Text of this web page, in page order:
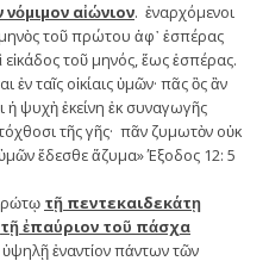
αἰώνιον. ἐναρχόμενοι
τοῦ πρώτου ἀφ᾿ ἑσπέρας
τοῦ μηνός, ἕως ἑσπέρας.
ταῖς οἰκίαις ὑμῶν· πᾶς ὃς ἂν
ψυχὴ ἐκείνη ἐκ συναγωγῆς
τῆς γῆς· πᾶν ζυμωτὸν οὐκ
ἔδεσθε ἄζυμα» Έξοδος 12: 5
τῇ πεντεκαιδεκάτῃ
τῇ ἐπαύριον τοῦ πάσχα
ὑψηλῇ ἐναντίον πάντων τῶν